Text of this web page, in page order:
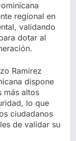
regional en
validando
dotar al
Ramírez
dispone
más altos
lo que
ciudadanos
de validar su